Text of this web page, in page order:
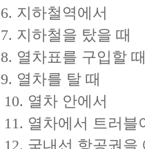
6. 지하철역에서
7. 지하철을 탔을 때
8. 열차표를 구입할
9. 열차를 탈 때
10. 열차 안에서
11. 열차에서 트러블
12. 국내선 항공권을